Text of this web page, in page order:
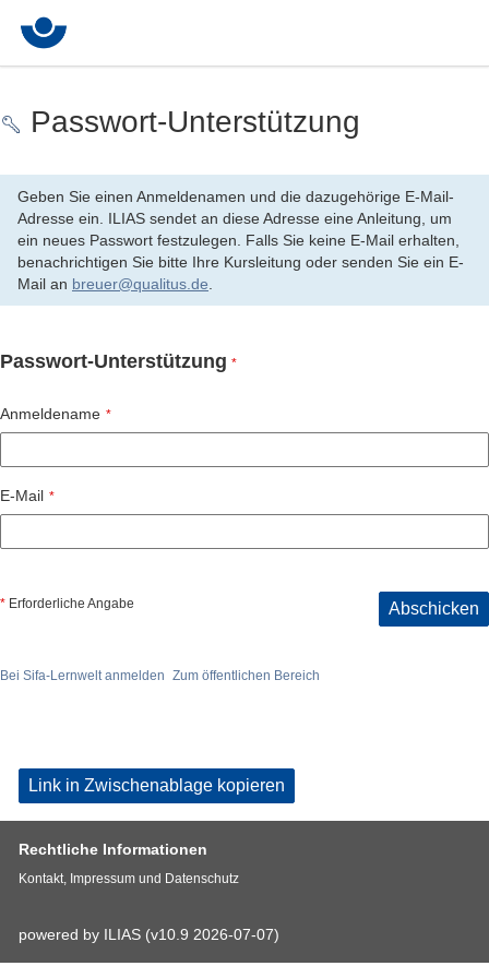
Passwort-Unterstützung
Geben Sie einen Anmeldenamen und die dazugehörige E-Mail-
Adresse ein. ILIAS sendet an diese Adresse eine Anleitung, um
ein neues Passwort festzulegen. Falls Sie keine E-Mail erhalten,
benachrichtigen Sie bitte Ihre Kursleitung oder senden Sie ein E-
Mail an breuer@qualitus.de
Passwort-Unterstützung *
Anmeldename *
E-Mail *
* Erforderliche Angabe Abschicken
Bei Sifa-Lernwelt anmelden Zum öffentlichen Bereich
Link in Zwischenablage kopieren
Rechtliche Informationen
Kontakt, Impressum und Datenschutz
powered by ILIAS (v10.9 2026-07-07)